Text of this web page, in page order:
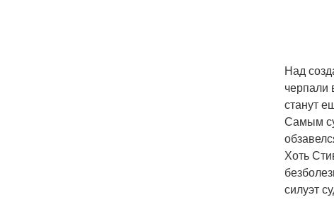
Над
черпали
станут
Самым
Хоть
силуэт